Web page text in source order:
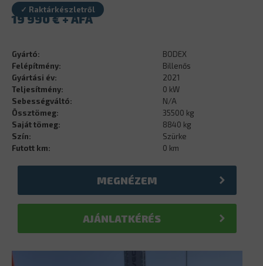
✓ Raktárkészletről
19 990€
Gyártó:
BODEX
Felépítmény:
Billenős
Gyártási év:
2021
Teljesítmény:
0 kW
Sebességváltó:
N/A
Össztömeg:
35500 kg
Saját tömeg:
8840 kg
Szín:
Szürke
Futott km:
0 km
MEGNÉZEM
AJÁNLATKÉRÉS